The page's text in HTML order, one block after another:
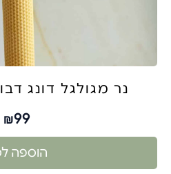
נר מגולגל דונג דבורים |
₪99
הוספה